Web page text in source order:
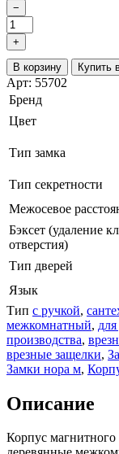
−
+
В корзину Купить
Арт: 55702
Бренд
Цвет
Тип замка
Тип секретности
Межосевое
Бэксет (удаление
отверстия)
Тип дверей
Язык
Тип с ручкой,
межкомнатный,
производства,
врезные защелки,
Замки нора м,
Описание
Корпус